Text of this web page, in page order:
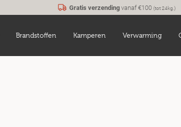
Gratis verzendingvanaf €100 (tot 24kg.)
Brandstoffen Kamperen Verwarming